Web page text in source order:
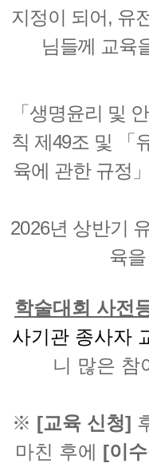
지정이 되어, 유
님들께 교육
「 생명윤리 및
칙 제 49조 및
육에 관한 규정
2026년 상반기
육
학술대회 사전
사기관 종사자
니 많은 참
※ [교육 신청]
마친 후에 [이